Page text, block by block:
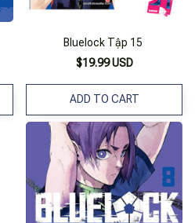
Bluelock Tập 15
$19.99 USD
ADD TO CART